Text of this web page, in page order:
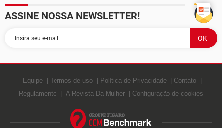
ASSINE NOSSA NEWSLETTER!
Equipe Termos de uso Política de Privacidade
Contato
Regulamento
A Revista Da Mulher Configuração de cookies